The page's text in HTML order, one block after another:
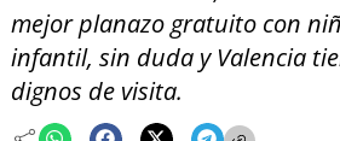
mejor planazo gratuito con
infantil, sin duda y Valencia
dignos de visita.